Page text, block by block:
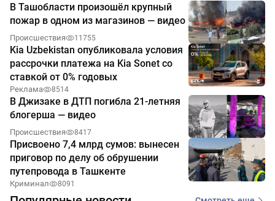
В Ташобласти произошёл крупный
пожар в одном из магазинов — видео
Происшествия 11755
Kia Uzbekistan опубликовала условия
рассрочки платежа на Kia Sonet со
ставкой от 0% годовых
Реклама 8514
В Джизаке в ДТП погибла 21-летняя
блогерша — видео
Происшествия 8417
Присвоено 7,4 млрд сумов: вынесен
приговор по делу об обрушении
путепровода в Ташкенте
Криминал 8091